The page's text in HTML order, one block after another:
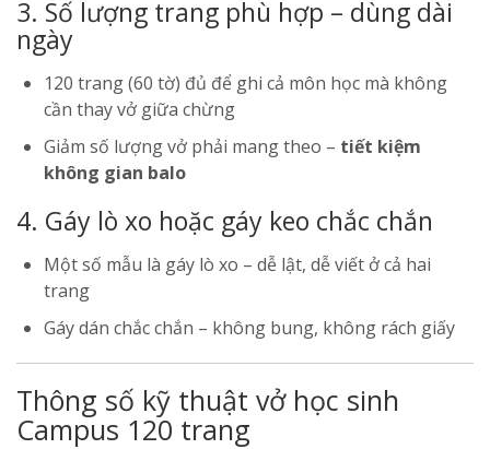
3. Số lượng trang phù hợp – dùng dài
ngày
120 trang (60 tờ) đủ để ghi cả môn học mà không
cần thay vở giữa chừng
Giảm số lượng vở phải mang theo – tiết kiệm
không gian balo
4. Gáy lò xo hoặc gáy keo chắc chắn
Một số mẫu là gáy lò xo – dễ lật, dễ viết ở cả hai
trang
Gáy dán chắc chắn – không bung, không rách giấy
Thông số kỹ thuật vở học sinh
Campus 120 trang